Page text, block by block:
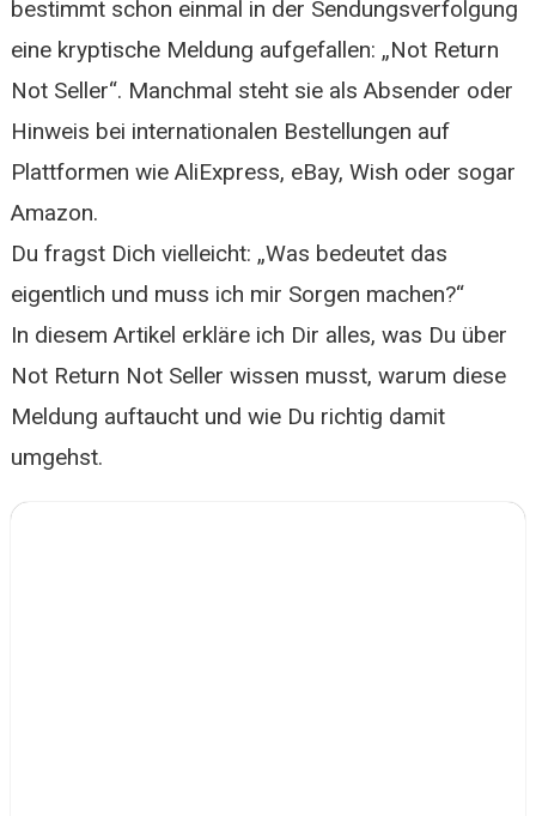
bestimmt schon einmal in der Sendungsverfolgung
eine kryptische Meldung aufgefallen: „Not Return
Not Seller“. Manchmal steht sie als Absender oder
Hinweis bei internationalen Bestellungen auf
Plattformen wie AliExpress, eBay, Wish oder sogar
Amazon.
Du fragst Dich vielleicht: „Was bedeutet das
eigentlich und muss ich mir Sorgen machen?“
In diesem Artikel erkläre ich Dir alles, was Du über
Not Return Not Seller wissen musst, warum diese
Meldung auftaucht und wie Du richtig damit
umgehst.